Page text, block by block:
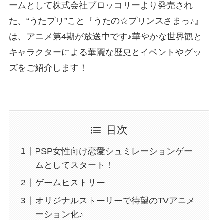
ームとして株式会社ブロッコリーより発売され
た、“うたプリ”こと『うたの☆プリンスさまっ♪』
は、アニメ第4期が放送中です♪華やかな世界観と
キャラクターによる華麗な歴史とイベントやグッ
ズをご紹介します！
目次
PSP女性向け恋愛シュミレーションゲー
ムとしてスタート！
ゲームヒストリー
オリジナルストーリーで待望のTVアニメ
ーション化♪